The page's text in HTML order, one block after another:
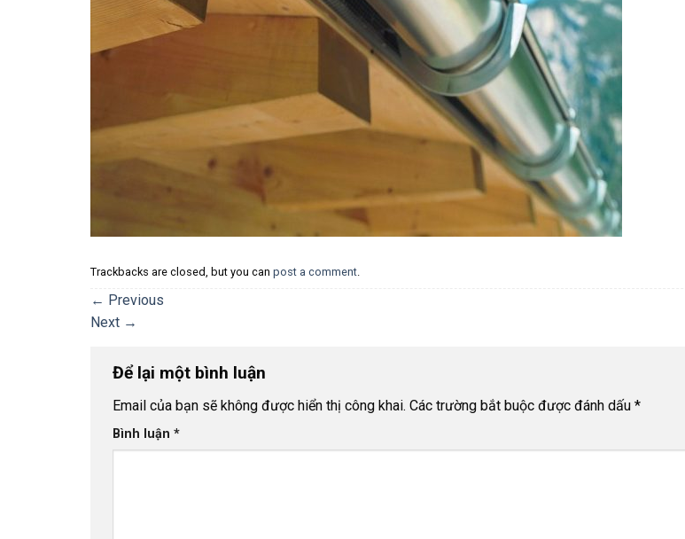
Trackbacks are closed, but you can post a comment
← Previous
Next →
Để lại một bình luận
Email của bạn sẽ không được hiển thị công khai. Các trường bắt buộc được đánh dấu *
Bình luận *